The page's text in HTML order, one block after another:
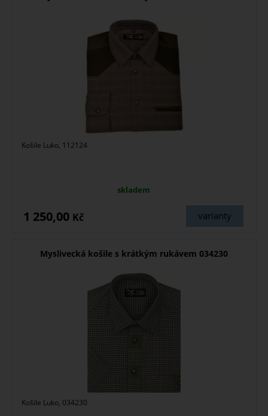
Košile Luko, 112124
skladem
varianty
1 250,00 Kč
Myslivecká košile s krátkým rukávem 034230
Košile Luko, 034230